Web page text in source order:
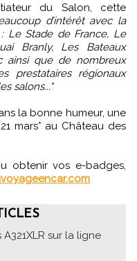
du Salon, cette
d’intérêt avec la
Le Stade de France, Le
Branly, Les Bateaux
ainsi que de nombreux
prestataires régionaux
salons..."
la bonne humeur, une
mars* au Château des
obtenir vos e-badges,
sur la ligne